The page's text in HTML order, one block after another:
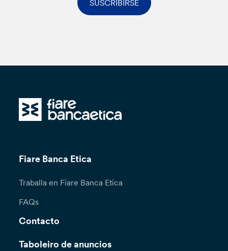
SUSCRIBIRSE
Fiare Banca Etica
Traballa en Fiare Banca Etica
FAQs
Contacto
Taboleiro de anuncios